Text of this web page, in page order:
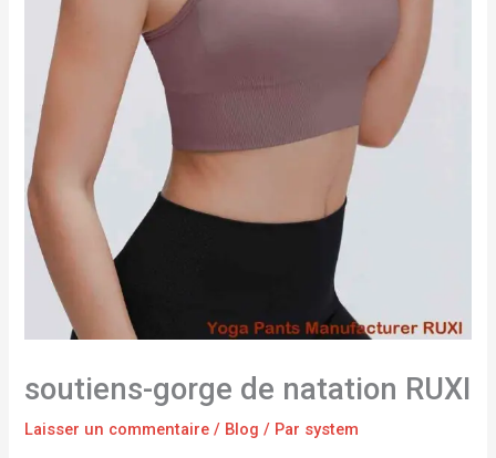
soutiens-gorge de natation RUXI
Laisser un commentaire / Blog / Par system